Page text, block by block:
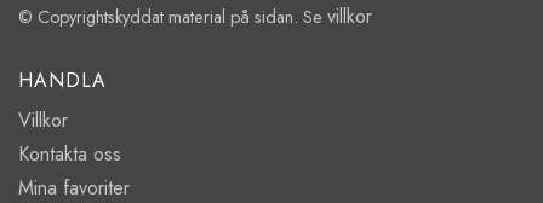
© Copyrightskyddat material på sidan. Se villkor
HANDLA
Villkor
Kontakta oss
Mina favoriter